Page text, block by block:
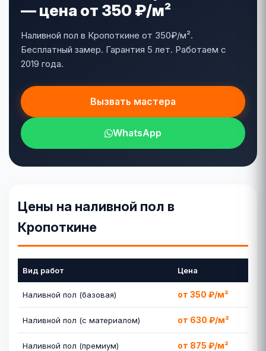
— цена от 350 ₽/м²
Наливной пол в Кропоткине от 350₽/м².
Бесплатный замер. Гарантия 5 лет. Работаем с
2019 года.
Вызвать мастера
WhatsApp
Цены на наливной пол в
Кропоткине
Вид работ Цена
Наливной пол (базовая) от 350 ₽/м²
Наливной пол (с материалом) от 630 ₽/м²
Наливной пол (премиум) от 875 ₽/м²